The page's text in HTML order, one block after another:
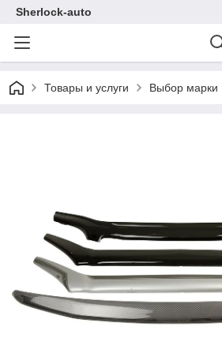
Sherlock-auto
Товары и услуги Выбор марки